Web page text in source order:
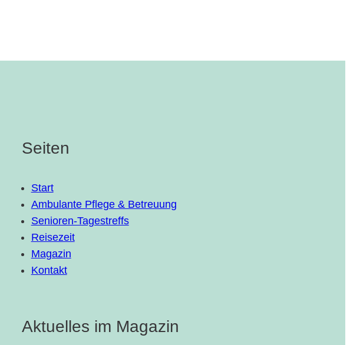
Seiten
Start
Ambulante Pflege & Betreuung
Senioren-Tagestreffs
Reisezeit
Magazin
Kontakt
Aktuelles im Magazin